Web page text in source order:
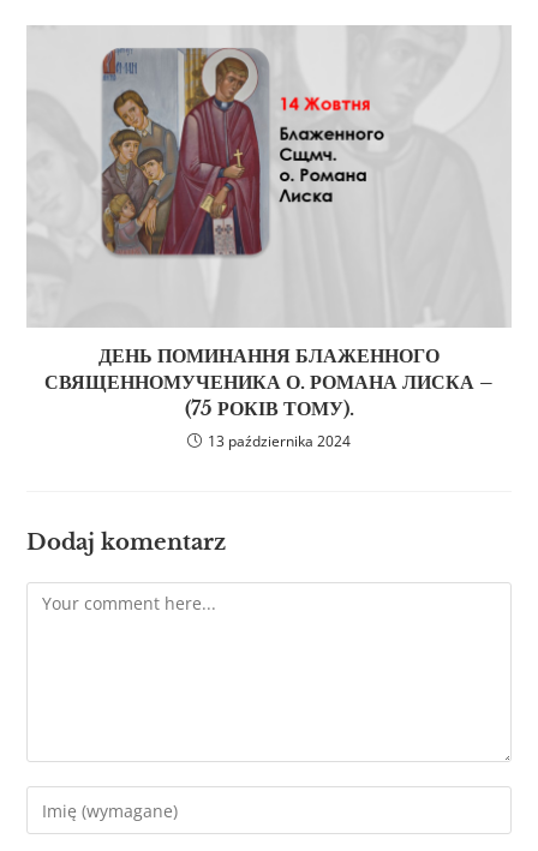
ДЕНЬ ПОМИНАННЯ БЛАЖЕННОГО
СВЯЩЕННОМУЧЕНИКА О. РОМАНА ЛИСКА –
(75 РОКІВ ТОМУ).
13 października 2024
Dodaj komentarz